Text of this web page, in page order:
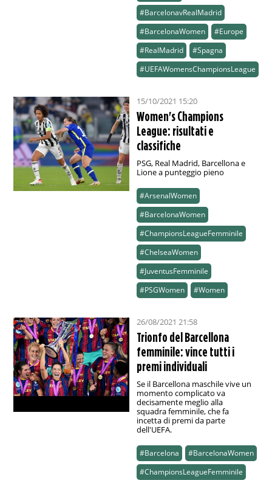
#BarcelonavRealMadrid
#BarcelonaWomen
#Europe
#RealMadrid
#Spagna
#UEFAWomensChampionsLeague
15/10/2021 15:20
Women's Champions
League: risultati e
classifiche
PSG, Real Madrid, Barcellona e
Lione a punteggio pieno
#ArsenalWomen
#BarcelonaWomen
#ChampionsLeagueFemminile
#ChelseaWomen
#JuventusFemminile
#PSGWomen
#Women
26/08/2021 21:58
Trionfo del Barcellona
femminile: vince tutti i
premi individuali
Se il Barcellona maschile vive un
momento complicato va
decisamente meglio alla
squadra femminile, che fa
incetta di premi da parte
dell'UEFA.
#Barcelona
#BarcelonaWomen
#ChampionsLeagueFemminile